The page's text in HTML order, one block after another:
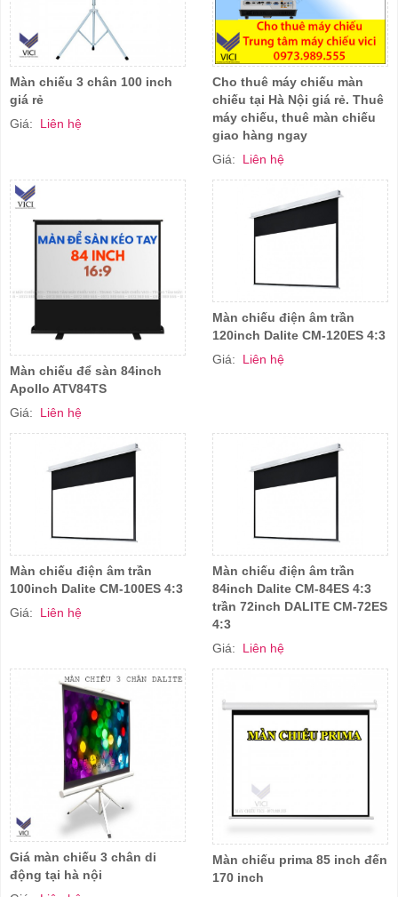
Màn chiếu 3 chân 100 inch
giá rẻ
Giá: Liên hệ
Cho thuê máy chiếu màn
chiếu tại Hà Nội giá rẻ. Thuê
máy chiếu, thuê màn chiếu
giao hàng ngay
Giá: Liên hệ
Màn chiếu để sàn 84inch
Apollo ATV84TS
Giá: Liên hệ
Màn chiếu điện âm trần
120inch Dalite CM-120ES 4:3
Giá: Liên hệ
Màn chiếu điện âm trần
100inch Dalite CM-100ES 4:3
Giá: Liên hệ
Màn chiếu điện âm trần
84inch Dalite CM-84ES 4:3
trần 72inch DALITE CM-72ES
4:3
Giá: Liên hệ
Giá màn chiếu 3 chân di
động tại hà nội
Màn chiếu prima 85 inch đến
170 inch